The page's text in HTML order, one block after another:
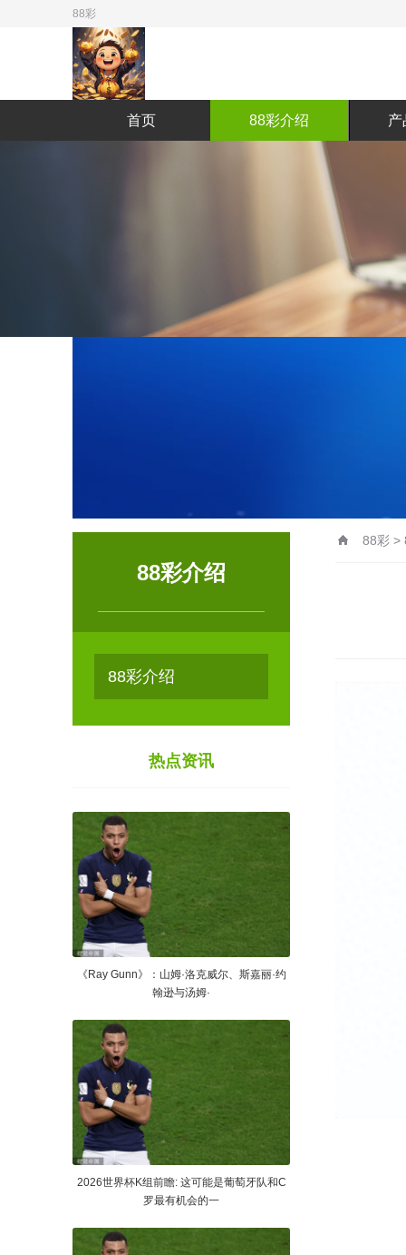
88彩
首页 88彩介绍 产
88彩介绍
88彩介绍
热点资讯
《Ray Gunn》：山姆·洛克威尔、斯嘉丽·约
翰逊与汤姆·
2026世界杯K组前瞻: 这可能是葡萄牙队和C
罗最有机会的一
88彩 >